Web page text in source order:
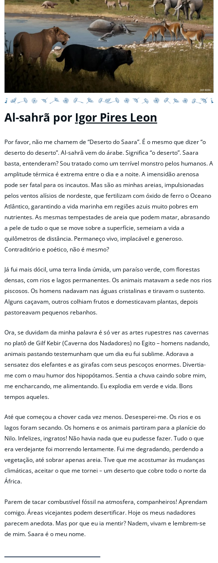
Al-sahrã por Igor Pires Leon
Por favor, não me chamem de “Deserto do Saara”. É o mesmo que dizer “o
deserto do deserto”. Al-sahrã vem do árabe. Significa “o deserto”. Saara
basta, entenderam? Sou tratado como um terrível monstro pelos humanos. A
amplitude térmica é extrema entre o dia e a noite. A imensidão arenosa
pode ser fatal para os incautos. Mas são as minhas areias, impulsionadas
pelos ventos alísios de nordeste, que fertilizam com óxido de ferro o Oceano
Atlântico, garantindo a vida marinha em regiões azuis muito pobres em
nutrientes. As mesmas tempestades de areia que podem matar, abrasando
a pele de tudo o que se move sobre a superfície, semeiam a vida a
quilômetros de distância. Permaneço vivo, implacável e generoso.
Contraditório e poético, não é mesmo?
Já fui mais dócil, uma terra linda úmida, um paraíso verde, com florestas
densas, com rios e lagos permanentes. Os animais matavam a sede nos rios
piscosos. Os homens nadavam nas águas cristalinas e tiravam o sustento.
Alguns caçavam, outros colhiam frutos e domesticavam plantas, depois
pastoreavam pequenos rebanhos.
Ora, se duvidam da minha palavra é só ver as artes rupestres nas cavernas
no platô de Gilf Kebir (Caverna dos Nadadores) no Egito – homens nadando,
animais pastando testemunham que um dia eu fui sublime. Adorava a
sensatez dos elefantes e as girafas com seus pescoços enormes. Divertia-
me com o mau humor dos hipopótamos. Sentia a chuva caindo sobre mim,
me encharcando, me alimentando. Eu explodia em verde e vida. Bons
tempos aqueles.
Até que começou a chover cada vez menos. Desesperei-me. Os rios e os
lagos foram secando. Os homens e os animais partiram para a planície do
Nilo. Infelizes, ingratos! Não havia nada que eu pudesse fazer. Tudo o que
era verdejante foi morrendo lentamente. Fui me degradando, perdendo a
vegetação, até sobrar apenas areia. Tive que me acostumar às mudanças
climáticas, aceitar o que me tornei – um deserto que cobre todo o norte da
África.
Parem de tacar combustível fóssil na atmosfera, companheiros! Aprendam
comigo. Áreas vicejantes podem desertificar. Hoje os meus nadadores
parecem anedota. Mas por que eu ia mentir? Nadem, vivam e lembrem-se
de mim. Saara é o meu nome.